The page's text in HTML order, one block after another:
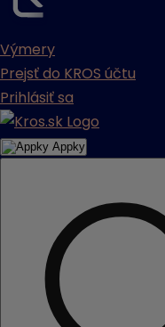
Výmery
Prejsť do KROS účtu
Prihlásiť sa
Appky